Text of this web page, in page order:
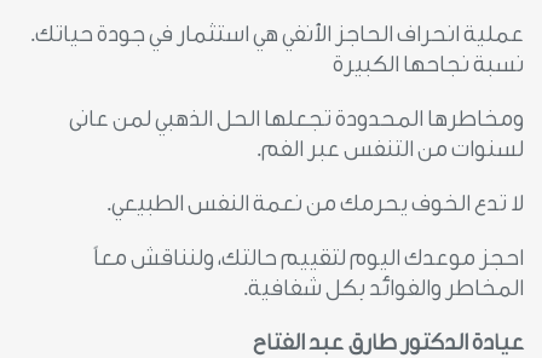
عملية انحراف الحاجز الأنفي هي استثمار في جودة حياتك.
نسبة نجاحها الكبيرة
ومخاطرها المحدودة تجعلها الحل الذهبي لمن عانى
لسنوات من التنفس عبر الفم.
لا تدع الخوف يحرمك من نعمة النفس الطبيعي.
احجز موعدك اليوم لتقييم حالتك، ولنناقش معاً
المخاطر والفوائد بكل شفافية.
عيادة الدكتور طارق عبد الفتاح